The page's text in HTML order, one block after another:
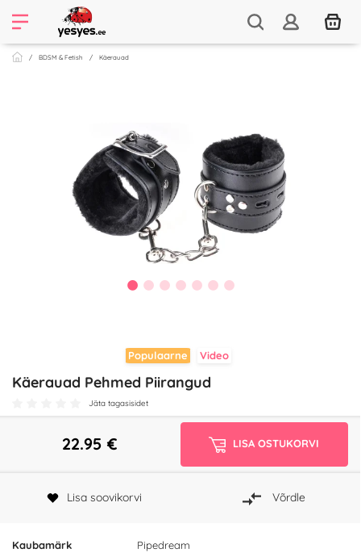
BDSM & Fetish Käerauad
Populaarne Video
Käerauad Pehmed Piirangud
Jäta tagasisidet
Kaubamärk Pipedream
22.95 € LISA OSTUKORVI
Lisa soovikorvi Võrdle